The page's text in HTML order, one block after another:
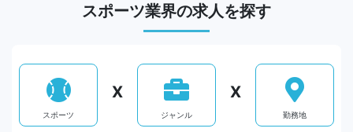
スポーツ業界の求人を探す
スポーツ
X
ジャンル
X
勤務地